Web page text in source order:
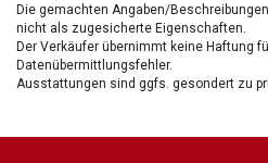
Die gemachten Angaben/
nicht als zugesicherte Eigenschaften.
Der Verkäufer übernimmt keine Haftung
Datenübermittlungsfehler.
Ausstattungen sind ggfs. gesondert zu